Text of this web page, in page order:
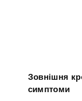
Зовнішня
симптоми